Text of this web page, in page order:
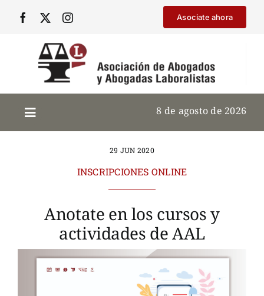
Asociate ahora
8 de agosto de 2026
29 JUN 2020
INSCRIPCIONES ONLINE
Anotate en los cursos y
actividades de AAL